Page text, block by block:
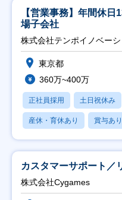
【営業事務】年間休
場子会社
株式会社テンポイノベー
東京都
360万~400万
正社員採用 土日祝休み
産休・育休あり 賞与あり
カスタマーサポート／
株式会社Cygames